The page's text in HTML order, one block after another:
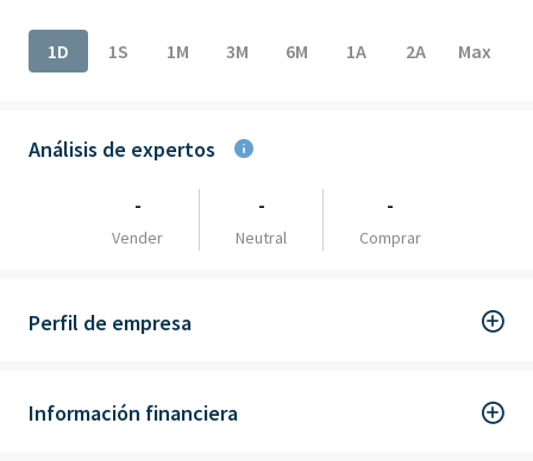
1D
1S 1M 3M 6M 1A 2A Max
Análisis de expertos
-
Vender
-
Neutral
-
Comprar
Perfil de empresa
Información financiera